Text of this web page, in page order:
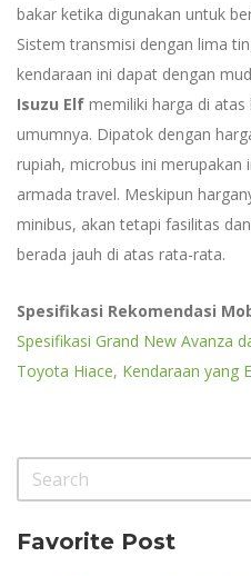
bakar ketika digunakan untuk
Sistem transmisi dengan lima
kendaraan ini dapat dengan
Isuzu Elf memiliki harga di
umumnya. Dipatok dengan
rupiah, microbus ini merupakan
armada travel. Meskipun
minibus, akan tetapi fasilitas
berada jauh di atas rata-rata.
Spesifikasi Rekomendasi
Spesifikasi Grand New Avanza
Toyota Hiace, Kendaraan yang
Favorite Post